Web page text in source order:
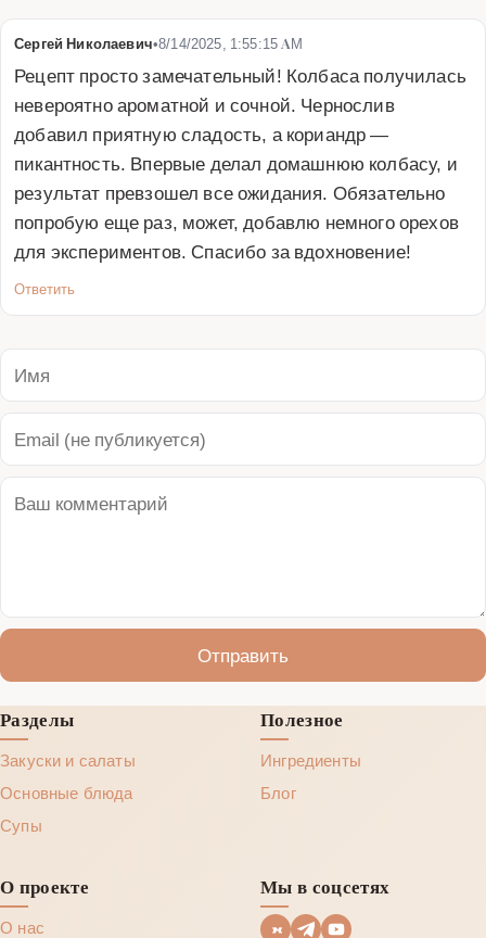
Сергей Николаевич•8/14/2025, 1:55:15 AM
Рецепт просто замечательный! Колбаса получилась
невероятно ароматной и сочной. Чернослив
добавил приятную сладость, а кориандр —
пикантность. Впервые делал домашнюю колбасу, и
результат превзошел все ожидания. Обязательно
попробую еще раз, может, добавлю немного орехов
для экспериментов. Спасибо за вдохновение!
Ответить
Отправить
Разделы
Закуски и салаты
Основные блюда
Супы
Полезное
Ингредиенты
Блог
О проекте
О нас
Мы в соцсетях